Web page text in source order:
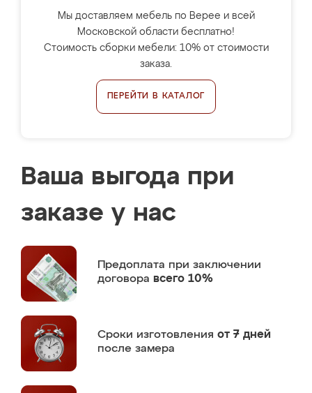
Мы доставляем мебель по Верее и всей
Московской области бесплатно!
Стоимость сборки мебели: 10% от стоимости
заказа.
ПЕРЕЙТИ В КАТАЛОГ
Ваша выгода при
заказе у нас
Предоплата при заключении
договора всего 10%
Сроки изготовления от 7 дней
после замера